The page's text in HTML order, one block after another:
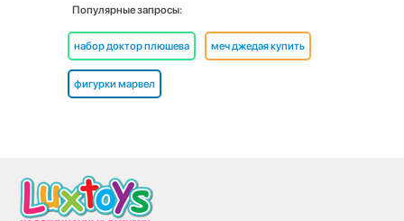
Популярные запросы:
набор доктор плюшева меч джедая купить
фигурки марвел